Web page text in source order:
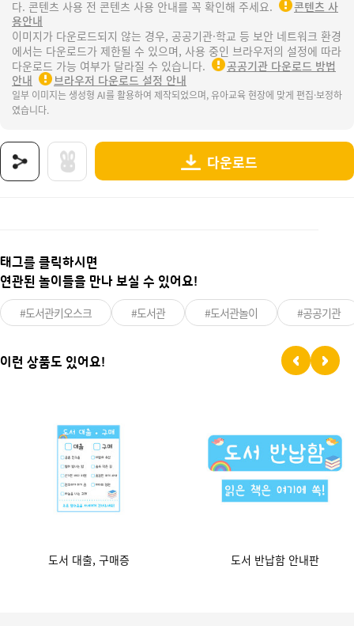
다. 콘텐츠 사용 전 콘텐츠 사용 안내를 꼭 확인해 주세요.
콘텐츠 사
용안내
이미지가 다운로드되지 않는 경우, 공공기관·학교 등 보안 네트워크 환경
에서는 다운로드가 제한될 수 있으며, 사용 중인 브라우저의 설정에 따라
다운로드 가능 여부가 달라질 수 있습니다.
공공기관 다운로드 방법
안내
브라우저 다운로드 설정 안내
일부 이미지는 생성형 AI를 활용하여 제작되었으며, 유아교육 현장에 맞게 편집·보정하
였습니다.
다운로드
태그를 클릭하시면
연관된 놀이들을 만나 보실 수 있어요!
#도서관키오스크 #도서관 #도서관놀이 #공공기관
이런 상품도 있어요!
도서 대출, 구매증 도서 반납함 안내판